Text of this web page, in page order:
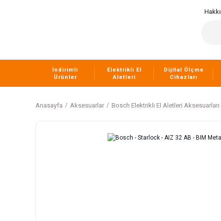
İndirimli
Ürünler
Elektrikli El
Aletleri
Dijital Ölçme
Cihazları
Anasayfa Aksesuarlar Bosch Elektrikli El Aletleri Aksesuarları